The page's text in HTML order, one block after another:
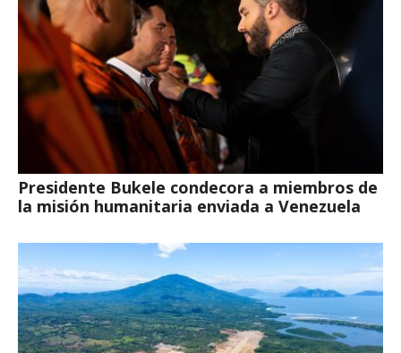
Presidente Bukele condecora a miembros de
la misión humanitaria enviada a Venezuela